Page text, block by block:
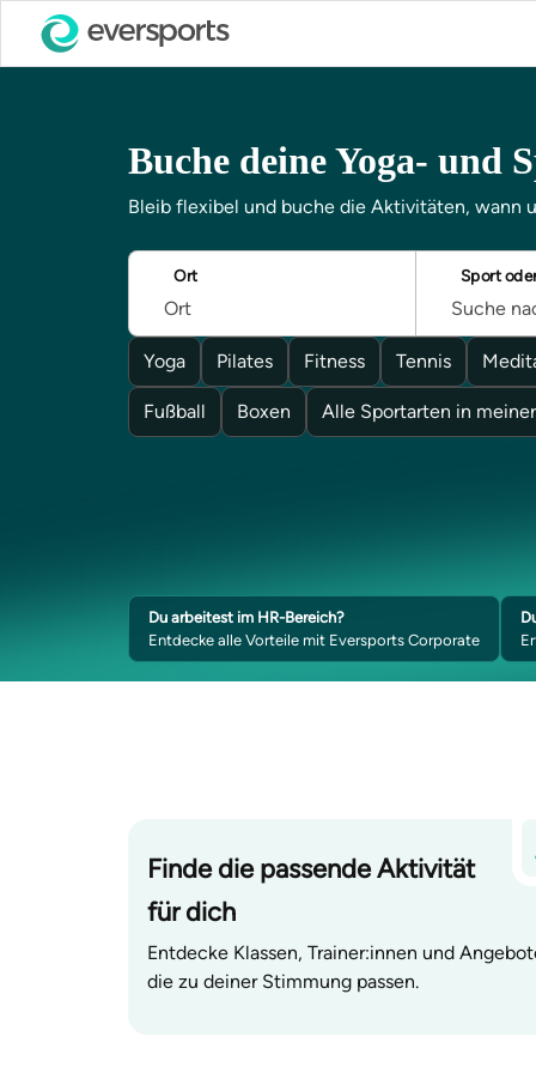
Buche deine Yoga- und
Bleib flexibel und buche die Aktivitäten, wann
Ort Sport
Yoga Pilates Fitness Tennis
Fußball Boxen Alle Sportarten in
Du arbeitest im HR-Bereich?
Entdecke alle Vorteile mit Eversports Corporate
Finde die passende Aktivität
für dich
Entdecke Klassen, Trainer:innen und
die zu deiner Stimmung passen.